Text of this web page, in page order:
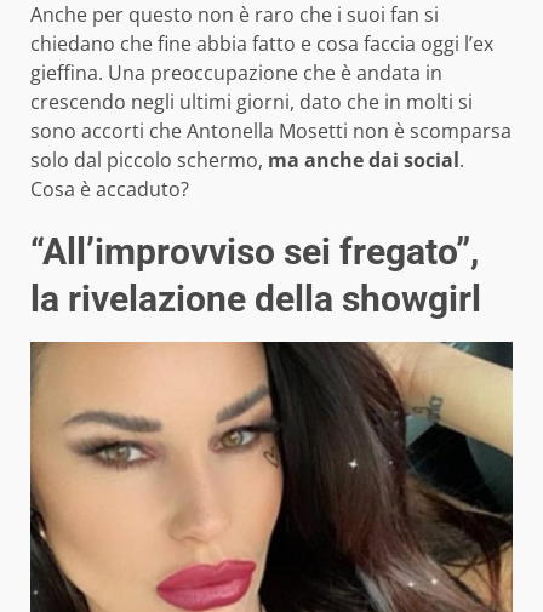
Anche per questo non è raro che i suoi fan si
chiedano che fine abbia fatto e cosa faccia oggi l’ex
gieffina. Una preoccupazione che è andata in
crescendo negli ultimi giorni, dato che in molti si
sono accorti che Antonella Mosetti non è scomparsa
solo dal piccolo schermo, ma anche dai social.
Cosa è accaduto?
“All’improvviso sei fregato”,
la rivelazione della showgirl